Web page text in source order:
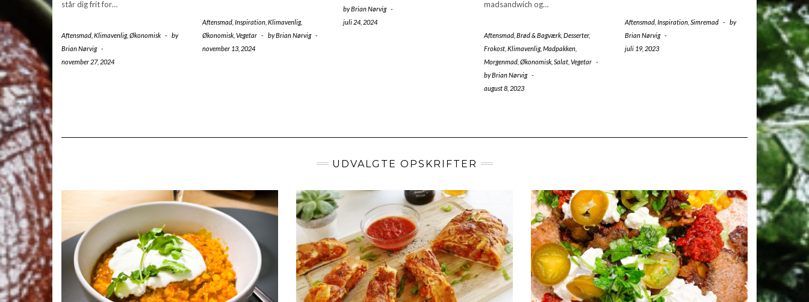
står dig frit for…
Aftensmad Klimavenlig, Økonomisk -
by
Brian Nørvig -
november 27, 2024
Aftensmad Inspiration Klimavenlig,
Økonomisk Vegetar - byBrian Nørvig -
november 13, 2024
byBrian Nørvig -
juli 24, 2024
madsandwich og…
Aftensmad Brød & Bagværk Desserter,
Frokost Klimavenlig, Madpakken
Morgenmad Økonomisk Salat Vegetar -
byBrian Nørvig -
august 8, 2023
Aftensmad Inspiration Simremad -
by
Brian Nørvig -
juli 19, 2023
UDVALGTE OPSKRIFTER